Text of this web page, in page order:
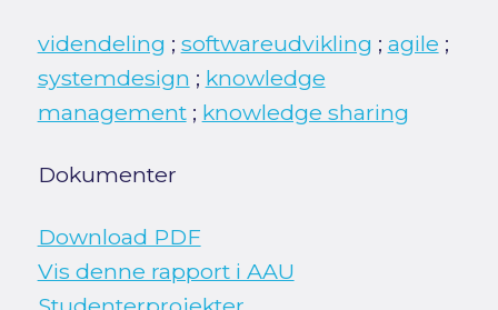
videndeling ; softwareudvikling ; agile ;
systemdesign ; knowledge
management; knowledge sharing
Dokumenter
Download PDF
Vis denne rapport i AAU